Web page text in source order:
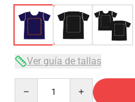
Ver guía de tallas